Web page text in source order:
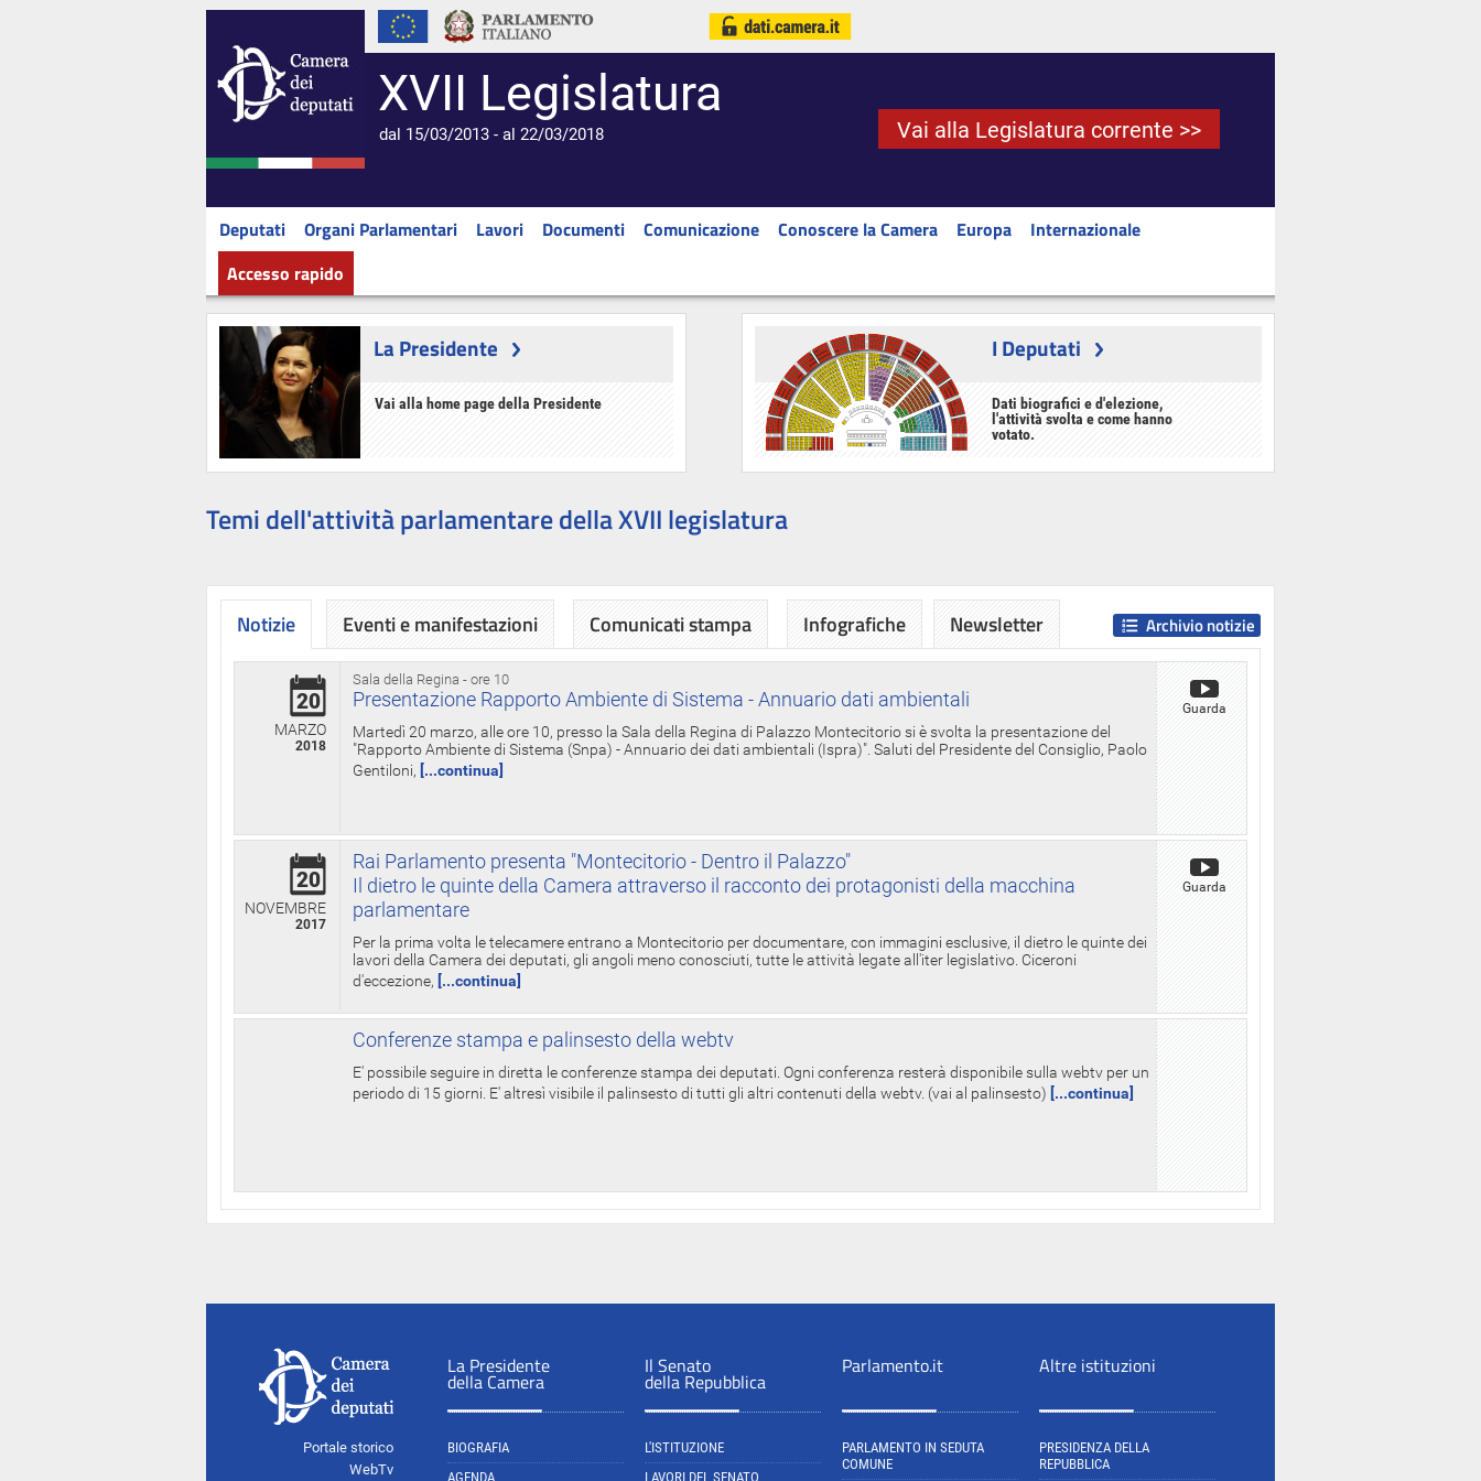
XVII Legislatura
dal 15/03/2013 - al 22/03/2018 Vai alla Legislatura corrente >>
Deputati Organi Parlamentari Lavori Documenti Comunicazione Conoscere la Camera Europa
Internazionale
Accesso rapido
La Presidente
Vai alla home page della Presidente
I Deputati
Dati biografici e d'elezione,
l'attività svolta e come hanno
votato.
Temi dell'attività parlamentare della XVII legislatura
Notizie
Sala della Regina - ore 10
20
MARZO
2018
Presentazione Rapporto Ambiente di Sistema - Annuario dati ambientali
Martedì 20 marzo, alle ore 10, presso la Sala della Regina di Palazzo Montecitorio si è svolta la presentazione del
"Rapporto Ambiente di Sistema (Snpa) - Annuario dei dati ambientali (Ispra)". Saluti del Presidente del Consiglio, Paolo
Gentiloni, [...continua]
Guarda
20
NOVEMBRE
2017
Rai Parlamento presenta "Montecitorio - Dentro il Palazzo"
Il dietro le quinte della Camera attraverso il racconto dei protagonisti della macchina
parlamentare
Per la prima volta le telecamere entrano a Montecitorio per documentare, con immagini esclusive, il dietro le quinte dei
lavori della Camera dei deputati, gli angoli meno conosciuti, tutte le attività legate all'iter legislativo. Ciceroni
d'eccezione, [...continua]
Guarda
Conferenze stampa e palinsesto della webtv
E' possibile seguire in diretta le conferenze stampa dei deputati. Ogni conferenza resterà disponibile sulla webtv per un
periodo di 15 giorni. E' altresì visibile il palinsesto di tutti gli altri contenuti della webtv. (vai al palinsesto) [...continua]
Archivio notizie
Eventi e manifestazioni Comunicati stampa Infografiche Newsletter
Portale storico
WebTv
La Presidente
della Camera
BIOGRAFIA
AGENDA
Il Senato
della Repubblica
L'ISTITUZIONE
LAVORI DEL SENATO
Parlamento.it
PARLAMENTO IN SEDUTA
COMUNE
Altre istituzioni
PRESIDENZA DELLA
REPUBBLICA